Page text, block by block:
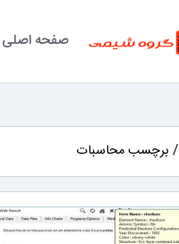
صفحه اصلی
/ برچسب محاسبات